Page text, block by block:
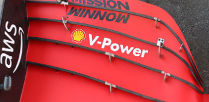
【特別企画】2026年ホンダの現在地
①「アストンマーティンとの交渉4...